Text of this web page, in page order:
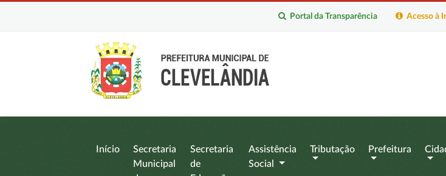
Acesso à
Portal da Transparência
Início
Secretaria
Municipal
Secretaria
de
Assistência
Social
Tributação Prefeitura